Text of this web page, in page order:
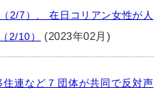
2/7）、 在日コリアン女性が人
2/10）
(2023年02月)
連など７団体が共同で反対声